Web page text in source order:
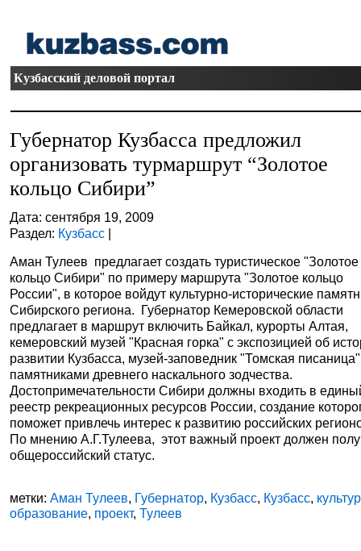
Кузбасский деловой портал
Губернатор Кузбасса предложил
организовать турмаршрут “Золотое
кольцо Сибири”
Дата: сентября 19, 2009
Раздел: Кузбасс |
Аман Тулеев предлагает создать туристическое "Золотое
кольцо Сибири" по примеру маршрута "Золотое кольцо
России", в которое войдут культурно-исторические
Сибирского региона. Губернатор Кемеровской области
предлагает в маршрут включить Байкал, курорты Алтая,
кемеровский музей "Красная горка" с экспозицией об
развитии Кузбасса, музей-заповедник "Томская
памятниками древнего наскального зодчества.
Достопримечательности Сибири должны входить в
реестр рекреационных ресурсов России, создание
поможет привлечь интерес к развитию российских
По мнению А.Г.Тулеева, этот важный проект должен
общероссийский статус.
метки:Аман Тулеев, Губернатор, Кузбасс, Кузбасс,
образование, проект,Тулеев